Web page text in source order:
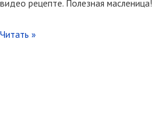
видео рецепте. Полезная масленица!
Читать »